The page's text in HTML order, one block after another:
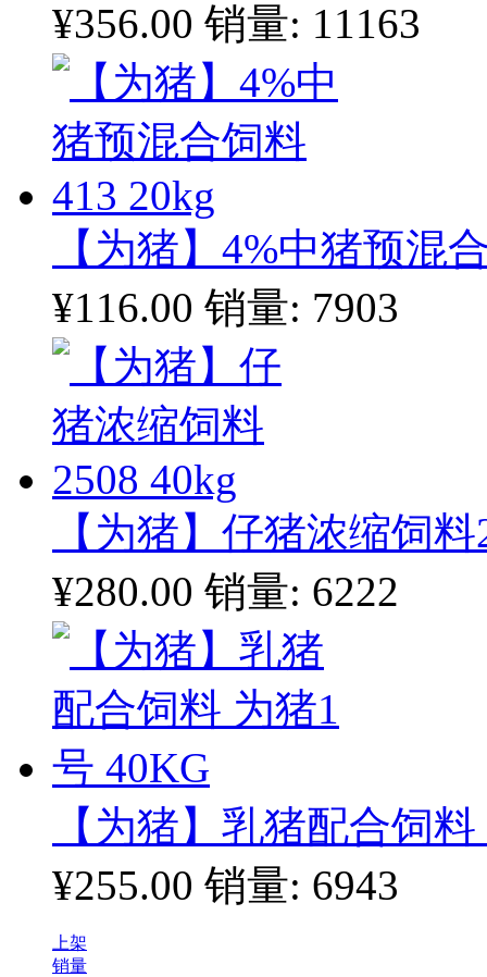
¥356.00 销量: 11163
【为猪】4%中猪预混
¥116.00 销量: 7903
【为猪】仔猪浓缩饲
¥280.00 销量: 6222
【为猪】乳猪配合饲
¥255.00 销量: 6943
上架
销量